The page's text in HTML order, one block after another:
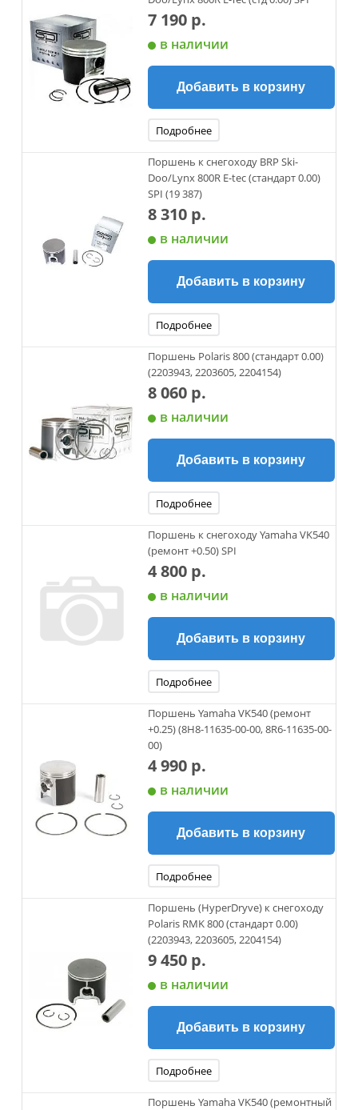
7 190 р.
в наличии
Добавить в корзину
Подробнее
Поршень к снегоходу BRP Ski-
Doo/Lynx 800R E-tec (cтандарт 0.00)
SPI (19 387)
8 310 р.
в наличии
Добавить в корзину
Подробнее
Поршень Polaris 800 (стандарт 0.00)
(2203943, 2203605, 2204154)
8 060 р.
в наличии
Добавить в корзину
Подробнее
Поршень к снегоходу Yamaha VK540
(ремонт +0.50) SPI
4 800 р.
в наличии
Добавить в корзину
Подробнее
Поршень Yamaha VK540 (ремонт
+0.25) (8H8-11635-00-00, 8R6-11635-00-
00)
4 990 р.
в наличии
Добавить в корзину
Подробнее
Поршень (HyperDryve) к снегоходу
Polaris RMK 800 (стандарт 0.00)
(2203943, 2203605, 2204154)
9 450 р.
в наличии
Добавить в корзину
Подробнее
Поршень Yamaha VK540 (ремонтный